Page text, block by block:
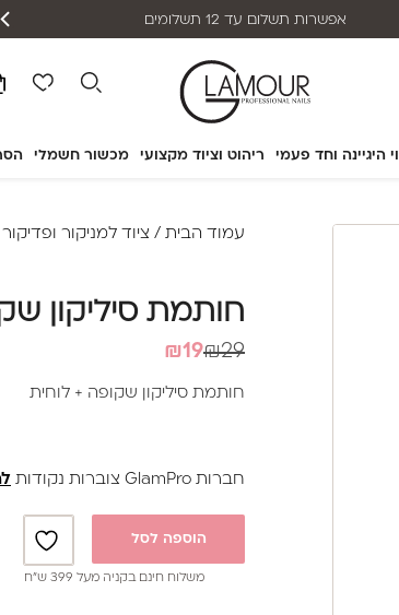
היגיינה וחד פעמי ריהוט וציוד מקצועי מכשור חשמלי
אפשרות תשלום עד 12 תשלומים
עמוד הבית / ציוד למניקור ופדיקור
חותמת סיליקון
₪29
המחיר₪19
המחיר
חותמת סיליקון שקופה + לוחית
חברות GlamPro צוברות נקודות
הוספה לסל
משלוח חינם בקניה מעל 399 ש”ח